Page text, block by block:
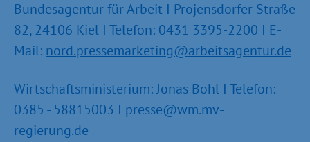
Bundesagentur für Arbeit I Projensdorfer Straße
82, 24106 Kiel I Telefon: 0431 3395-2200 I E-
Mail: nord.pressemarketing@arbeitsagentur.de
Wirtschaftsministerium: Jonas Bohl I Telefon:
0385 - 58815003 I presse@wm.mv-
regierung.de